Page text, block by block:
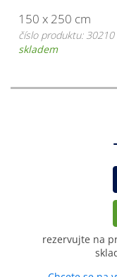
150 x 250 cm
číslo produktu: 30210
skladem
rezervujte na